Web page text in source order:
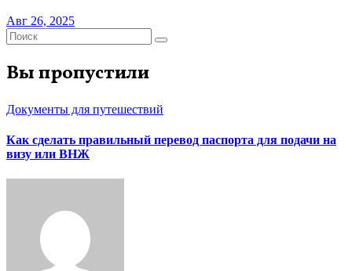
Авг 26, 2025
Вы пропустили
Документы для путешествий
Как сделать правильный перевод паспорта для подачи на
визу или ВНЖ